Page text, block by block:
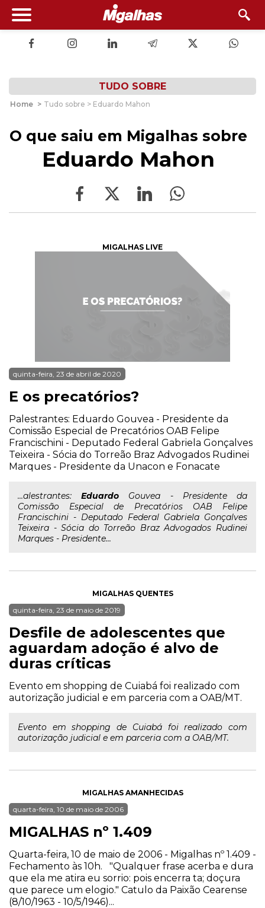
TUDO SOBRE
Home > Tudo sobre > Eduardo Mahon
O que saiu em Migalhas sobre
Eduardo Mahon
MIGALHAS LIVE
quinta-feira, 23 de abril de 2020
E os precatórios?
Palestrantes: Eduardo Gouvea - Presidente da
Comissão Especial de Precatórios OAB Felipe
Francischini - Deputado Federal Gabriela Gonçalves
Teixeira - Sócia do Torreão Braz Advogados Rudinei
Marques - Presidente da Unacon e Fonacate
...alestrantes:Eduardo Gouvea - Presidente da
Comissão Especial de Precatórios OAB Felipe
Francischini - Deputado Federal Gabriela Gonçalves
Teixeira - Sócia do Torreão Braz Advogados Rudinei
Marques - Presidente...
MIGALHAS QUENTES
quinta-feira, 23 de maio de 2019
Desfile de adolescentes que
aguardam adoção é alvo de
duras críticas
Evento em shopping de Cuiabá foi realizado com
autorização judicial e em parceria com a OAB/MT.
Evento em shopping de Cuiabá foi realizado com
autorização judicial e em parceria com a OAB/MT.
MIGALHAS AMANHECIDAS
quarta-feira, 10 de maio de 2006
MIGALHAS nº 1.409
Quarta-feira, 10 de maio de 2006 - Migalhas nº 1.409 -
Fechamento às 10h. "Qualquer frase acerba e dura
que ela me atira eu sorrio: pois encerra ta; doçura
que parece um elogio." Catulo da Paixão Cearense
(8/10/1963 - 10/5/1946)...